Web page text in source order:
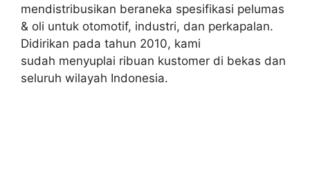
mendistribusikan beraneka spesifikasi pelumas
& oli untuk otomotif, industri, dan perkapalan.
Didirikan pada tahun 2010, kami
sudah menyuplai ribuan kustomer di bekas dan
seluruh wilayah Indonesia.